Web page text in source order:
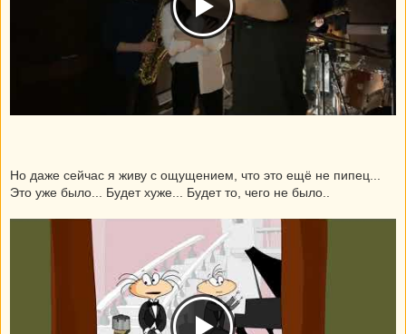
Но даже сейчас я живу с ощущением, что это ещё не пипец...
Это уже было... Будет хуже... Будет то, чего не было..